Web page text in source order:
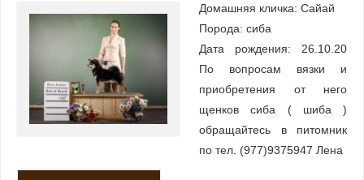
Домашняя кличка: Сайай
Порода: сиба
Дата рождения: 26.10.20
По вопросам вязки и
приобретения от него
щенков сиба ( шиба )
обращайтесь в питомник
по тел. (977)9375947 Лена